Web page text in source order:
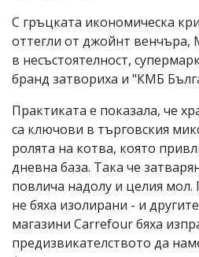
С гръцката икономическа
оттегли от джойнт венчъра,
в несъстоятелност,
бранд затвориха и "КМБ
Практиката е показала, че
са ключови в търговския
ролята на котва, която
дневна база. Така че
повлича надолу и целия мол.
не бяха изолирани - и
магазини Carrefour бяха
предизвикателството да